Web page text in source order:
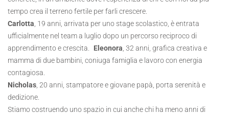
tempo crea il terreno fertile per farli crescere.
Carlotta , 19 anni, arrivata per uno stage scolastico, è entrata
ufficialmente nel team a luglio dopo un percorso reciproco di
apprendimento e crescita. Eleonora , 32 anni, grafica creativa e
mamma di due bambini, coniuga famiglia e lavoro con energia
contagiosa.
Nicholas , 20 anni, stampatore e giovane papà, porta serenità e
dedizione.
Stiamo costruendo uno spazio in cui anche chi ha meno anni di